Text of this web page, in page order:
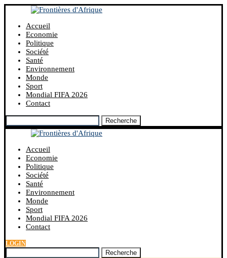
Accueil
Economie
Politique
Société
Santé
Environnement
Monde
Sport
Mondial FIFA 2026
Contact
Recherche
Accueil
Economie
Politique
Société
Santé
Environnement
Monde
Sport
Mondial FIFA 2026
Contact
LOGIN
Recherche